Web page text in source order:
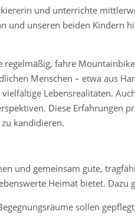
und unterrichte
und unseren beiden Kindern
fahre
Menschen – etwa aus
Lebensrealitäten.
Diese Erfahrungen
kandidieren.
und gemeinsam gute,
Heimat bietet. Dazu
sollen